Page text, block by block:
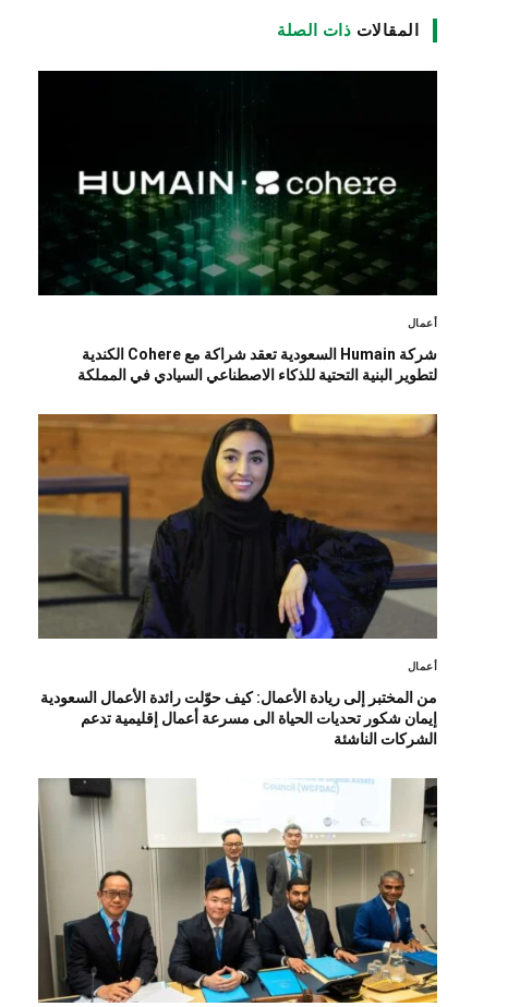
المقالات ذات الصلة
أعمال
شركة Humain السعودية تعقد شراكة مع Cohere الكندية
لتطوير البنية التحتية للذكاء الاصطناعي السيادي في المملكة
أعمال
من المختبر إلى ريادة الأعمال: كيف حوّلت رائدة الأعمال السعودية
إيمان شكور تحديات الحياة الى مسرعة أعمال إقليمية تدعم
الشركات الناشئة